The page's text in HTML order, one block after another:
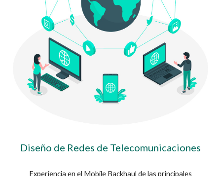
Diseño de Redes de Telecomunicaciones
Experiencia en el Mobile Backhaul de las principales